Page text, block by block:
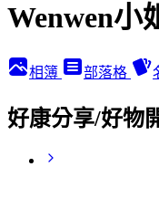
Wenwen小
相簿 部落格
好康分享/好物